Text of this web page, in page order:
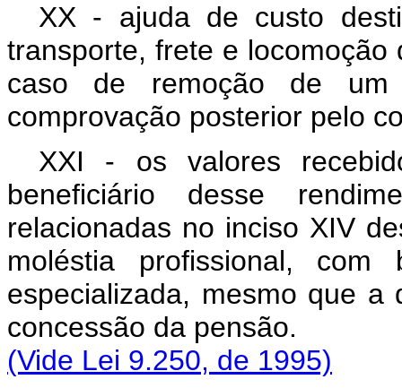
XX - ajuda de custo
transporte, frete e
caso de remoção de
comprovação posterior pelo
XXI - os valores
beneficiário desse
relacionadas no inciso XIV
moléstia profissional,
especializada, mesmo que
concessão da
(Vide Lei 9.250, de 1995)